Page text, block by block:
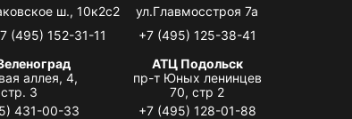
ш., 10к2с2
(495) 152-31-11
ул.Главмосстроя 7а
+7 (495) 125-38-41
аллея, 4,
стр. 3
431-00-33
АТЦ Подольск
пр-т Юных ленинцев
70, стр 2
+7 (495) 128-01-88